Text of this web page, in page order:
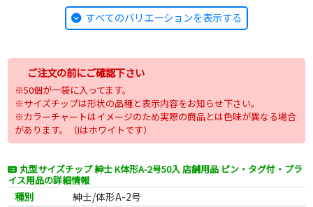
すべてのバリエーションを表示する
ご注文の前にご確認下さい
※50個が一袋に入ってます。
※サイズチップは形状の品種と表示内容をお知らせ下さい。
※カラーチャートはイメージのため実際の商品とは色味が異なる場合
があります。（Iはホワイトです）
丸型サイズチップ 紳士 K体形A-2号50入 店舗用品 ピン・タグ付・プラ
イス用品の詳細情報
種別
紳士/体形A-2号